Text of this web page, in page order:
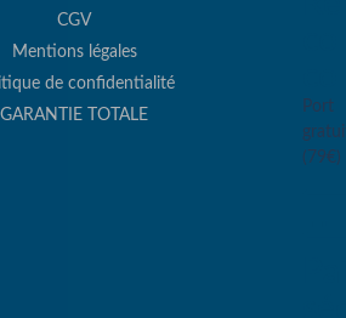
CGV
Mentions légales
de confidentialité
GARANTIE TOTALE
Port
(79€)